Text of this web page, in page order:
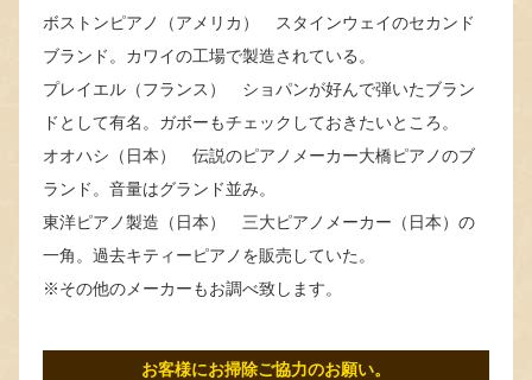
ボストンピアノ（アメリカ） スタインウェイのセカンド
ブランド。カワイの工場で製造されている。
プレイエル（フランス） ショパンが好んで弾いたブラン
ドとして有名。ガボーもチェックしておきたいところ。
オオハシ（日本） 伝説のピアノメーカー大橋ピアノのブ
ランド。音量はグランド並み。
東洋ピアノ製造（日本） 三大ピアノメーカー（日本）の
一角。過去キティーピアノを販売していた。
※その他のメーカーもお調べ致します。
お客様にお掃除ご協力のお願い。